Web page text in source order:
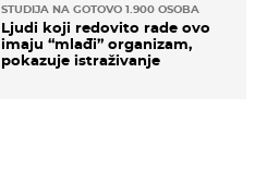
STUDIJA NA GOTOVO 1.900 OSOBA
Ljudi koji redovito rade ovo
imaju “mlađi” organizam,
pokazuje istraživanje